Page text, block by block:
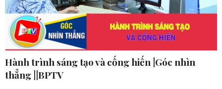
Hành trình sáng tạo và cống hiến |Góc nhìn
thẳng ||BPTV